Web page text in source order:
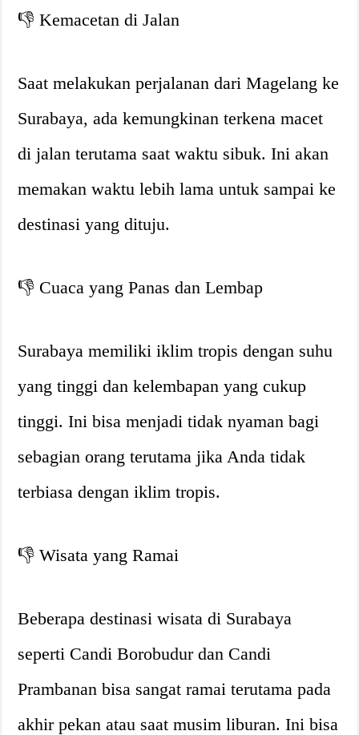
👎 Kemacetan di Jalan
Saat melakukan perjalanan dari Magelang ke
Surabaya, ada kemungkinan terkena macet
di jalan terutama saat waktu sibuk. Ini akan
memakan waktu lebih lama untuk sampai ke
destinasi yang dituju.
👎 Cuaca yang Panas dan Lembap
Surabaya memiliki iklim tropis dengan suhu
yang tinggi dan kelembapan yang cukup
tinggi. Ini bisa menjadi tidak nyaman bagi
sebagian orang terutama jika Anda tidak
terbiasa dengan iklim tropis.
👎 Wisata yang Ramai
Beberapa destinasi wisata di Surabaya
seperti Candi Borobudur dan Candi
Prambanan bisa sangat ramai terutama pada
akhir pekan atau saat musim liburan. Ini bisa